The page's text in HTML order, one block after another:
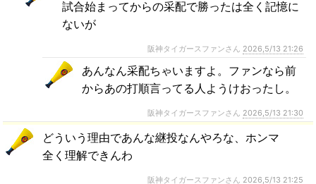
試合始まってからの采配で勝ったは全く記憶に
ないが
阪神タイガースファンさん 2026,5/13 21:26
あんなん采配ちゃいますよ。ファンなら前
からあの打順言ってる人ようけおったし。
阪神タイガースファンさん 2026,5/13 21:30
どういう理由であんな継投なんやろな、ホンマ
全く理解できんわ
阪神タイガースファンさん 2026,5/13 21:25